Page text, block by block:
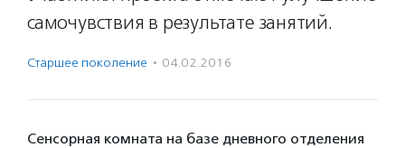
самочувствия в результате занятий.
Старшее поколение · 04.02.2016
Сенсорная комната на базе дневного отделения